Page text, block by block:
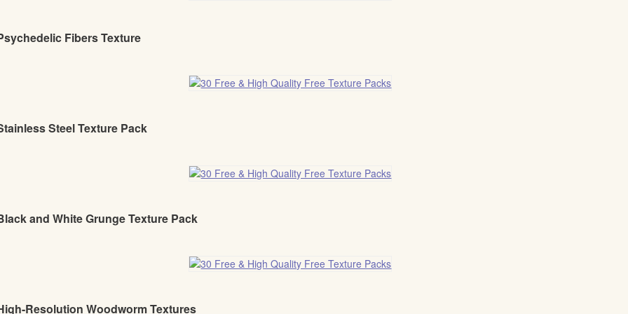
Fibers Texture
Steel Texture Pack
and White Grunge Texture Pack
Resolution Woodworm Textures